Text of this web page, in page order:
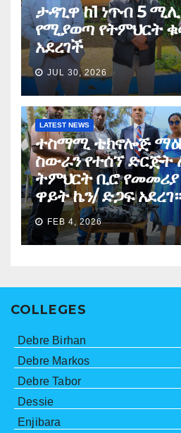
ታዳጊዋ ከ1 ነጥብ 5
የሚያወጣ የትምህርት
አደረገች
JUL 30, 2026
LATEST NEWS
ተስማሚ ቴክኖሎጅ
ስውራን የተሰኘ ድርጅት
ትምህርት ቢሮ የመመሪያ
ዋይት ኬን/ ድጋፍ አደረገ።
FEB 4, 2026
COLLEGES
Debre Birhan
Debre Markos
Debre Tabor
Dessie
Enjibara